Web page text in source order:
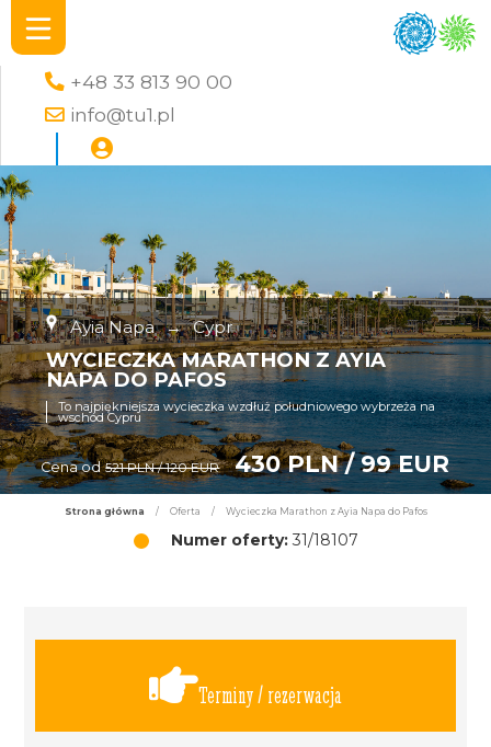
+48 33 813 90 00
info@tu1.pl
Ayia Napa → Cypr
WYCIECZKA MARATHON Z AYIA
NAPA DO PAFOS
To najpiękniejsza wycieczka wzdłuż południowego wybrzeża na
wschód Cypru
Cena od 521 PLN / 120 EUR 430 PLN / 99 EUR
Strona główna / Oferta / Wycieczka Marathon z Ayia Napa do Pafos
Numer oferty:31/18107
Terminy / rezerwacja